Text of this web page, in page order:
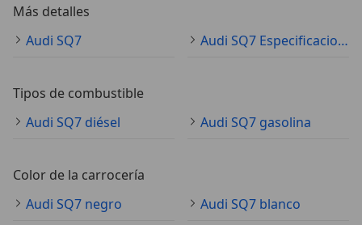
Más detalles
Audi SQ7
Audi SQ7 Especificaciones técnicas
Tipos de combustible
Audi SQ7 diésel
Audi SQ7 gasolina
Color de la carrocería
Audi SQ7 negro
Audi SQ7 blanco